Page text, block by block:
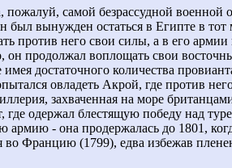
пожалуй, самой безрассудной военной
был вынужден остаться в Египте в тот
против него свои силы, а в его армии
он продолжал воплощать свои
достаточного количества
овладеть Акрой, где против
захваченная на море
где одержал блестящую победу над
армию - она продержалась до 1801,
во Францию (1799), едва избежав